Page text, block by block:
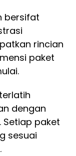
bersifat
rincian
paket
dengan
paket
sesuai